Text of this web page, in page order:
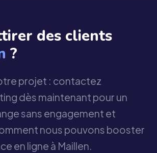
des clients
?
projet : contactez
dès maintenant pour un
sans engagement et
nous pouvons booster
en ligne à Maillen.